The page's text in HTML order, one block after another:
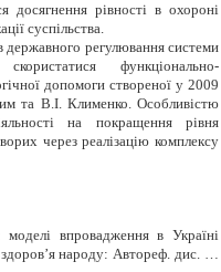
досягнення рівності в охороні
суспільства.
державного регулювання системи
функціонально-
допомоги створеної у 2009
та В.І. Клименко. Особливістю
на покращення рівня
через реалізацію комплексу
впровадження в Україні
’я народу: Автореф. дис. …